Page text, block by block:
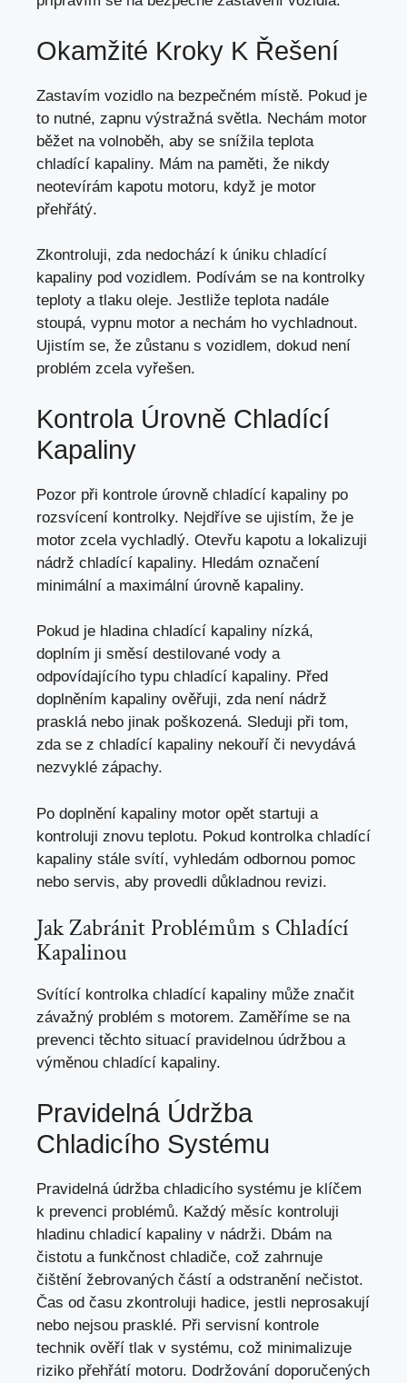
Okamžité Kroky K Řešení
Zastavím vozidlo na bezpečném místě. Pokud je
to nutné, zapnu výstražná světla. Nechám motor
běžet na volnoběh, aby se snížila teplota
chladící kapaliny. Mám na paměti, že nikdy
neotevírám kapotu motoru, když je motor
přehřátý.
Zkontroluji, zda nedochází k úniku chladící
kapaliny pod vozidlem. Podívám se na kontrolky
teploty a tlaku oleje. Jestliže teplota nadále
stoupá, vypnu motor a nechám ho vychladnout.
Ujistím se, že zůstanu s vozidlem, dokud není
problém zcela vyřešen.
Kontrola Úrovně Chladící
Kapaliny
Pozor při kontrole úrovně chladící kapaliny po
rozsvícení kontrolky. Nejdříve se ujistím, že je
motor zcela vychladlý. Otevřu kapotu a lokalizuji
nádrž chladící kapaliny. Hledám označení
minimální a maximální úrovně kapaliny.
Pokud je hladina chladící kapaliny nízká,
doplním ji směsí destilované vody a
odpovídajícího typu chladící kapaliny. Před
doplněním kapaliny ověřuji, zda není nádrž
prasklá nebo jinak poškozená. Sleduji při tom,
zda se z chladící kapaliny nekouří či nevydává
nezvyklé zápachy.
Po doplnění kapaliny motor opět startuji a
kontroluji znovu teplotu. Pokud kontrolka chladící
kapaliny stále svítí, vyhledám odbornou pomoc
nebo servis, aby provedli důkladnou revizi.
Jak Zabránit Problémům s Chladící
Kapalinou
Svítící kontrolka chladící kapaliny může značit
závažný problém s motorem. Zaměříme se na
prevenci těchto situací pravidelnou údržbou a
výměnou chladící kapaliny.
Pravidelná Údržba
Chladicího Systému
Pravidelná údržba chladicího systému je klíčem
k prevenci problémů. Každý měsíc kontroluji
hladinu chladicí kapaliny v nádrži. Dbám na
čistotu a funkčnost chladiče, což zahrnuje
čištění žebrovaných částí a odstranění nečistot.
Čas od času zkontroluji hadice, jestli neprosakují
nebo nejsou prasklé. Při servisní kontrole
technik ověří tlak v systému, což minimalizuje
riziko přehřátí motoru. Dodržování doporučených